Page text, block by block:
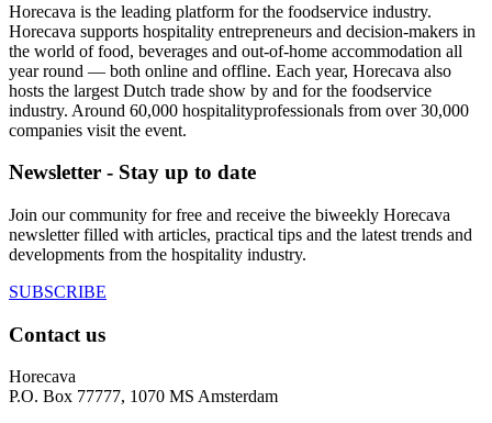
Horecava is the leading platform for the foodservice industry.
Horecava supports hospitality entrepreneurs and decision-makers in
the world of food, beverages and out-of-home accommodation all
year round — both online and offline. Each year, Horecava also
hosts the largest Dutch trade show by and for the foodservice
industry. Around 60,000 hospitalityprofessionals from over 30,000
companies visit the event.
Newsletter - Stay up to date
Join our community for free and receive the biweekly Horecava
newsletter filled with articles, practical tips and the latest trends and
developments from the hospitality industry.
SUBSCRIBE
Contact us
Horecava
P.O. Box 77777, 1070 MS Amsterdam